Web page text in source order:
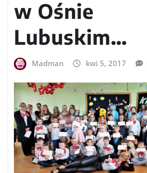
w Ośnie
Lubuskim…
Madman kwi 5, 2017